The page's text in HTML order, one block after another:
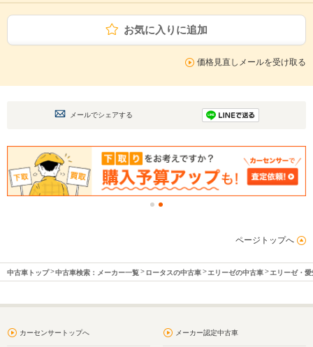
お気に入りに追加
価格見直しメールを受け取る
メールでシェアする
ページトップへ
中古車トップ 中古車検索：メーカー一覧 ロータスの中古車 エリーゼの中古車 エリーゼ・
カーセンサートップへ メーカー認定中古車